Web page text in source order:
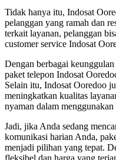
Tidak hanya itu, Indosat
pelanggan yang ramah dan
terkait layanan, pelanggan
customer service Indosat
Dengan berbagai
paket telepon Indosat
Selain itu, Indosat Ooredoo
meningkatkan kualitas
nyaman dalam menggunakan
Jadi, jika Anda sedang
komunikasi harian Anda,
menjadi pilihan yang tepat.
fleksibel dan harga yang